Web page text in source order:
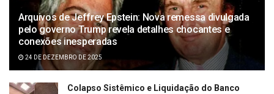
Arquivos de Jeffrey Epstein: Nova remessa divulgada
pelo governo Trump revela detalhes chocantes e
conexões inesperadas
24 DE DEZEMBRO DE 2025
Colapso Sistêmico e Liquidação do Banco